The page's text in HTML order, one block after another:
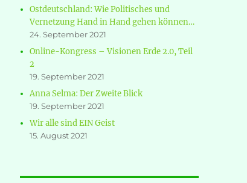
Ostdeutschland: Wie Politisches und
Vernetzung Hand in Hand gehen können…
24. September 2021
Online-Kongress – Visionen Erde 2.0, Teil
2
19. September 2021
Anna Selma: Der Zweite Blick
19. September 2021
Wir alle sind EIN Geist
15. August 2021